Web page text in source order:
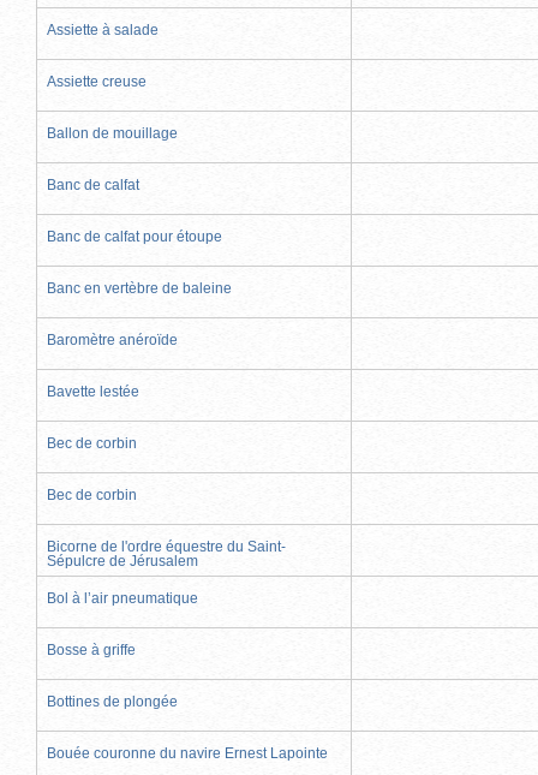
Assiette à salade
Assiette creuse
Ballon de mouillage
Banc de calfat
Banc de calfat pour étoupe
Banc en vertèbre de baleine
Baromètre anéroïde
Bavette lestée
Bec de corbin
Bec de corbin
Bicorne de l'ordre équestre du Saint-
Sépulcre de Jérusalem
Bol à l’air pneumatique
Bosse à griffe
Bottines de plongée
Bouée couronne du navire Ernest Lapointe